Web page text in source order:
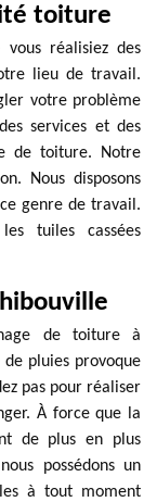
toiture
réalisiez des
lieu de travail.
votre problème
services et des
de toiture. Notre
Nous disposons
genre de travail.
tuiles cassées
de toiture à
pluies provoque
pas pour réaliser
À force que la
de plus en plus
possédons un
à tout moment